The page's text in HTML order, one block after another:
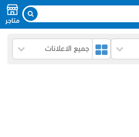
متاجر
جميع الاعلانات